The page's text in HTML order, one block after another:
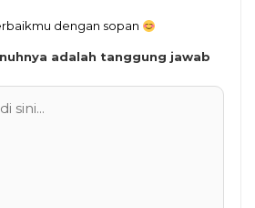
dengan sopan
adalah tanggung jawab